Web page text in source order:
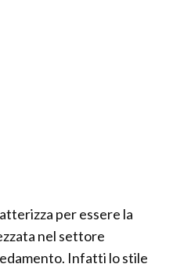
per essere la
nel settore
Infatti lo stile